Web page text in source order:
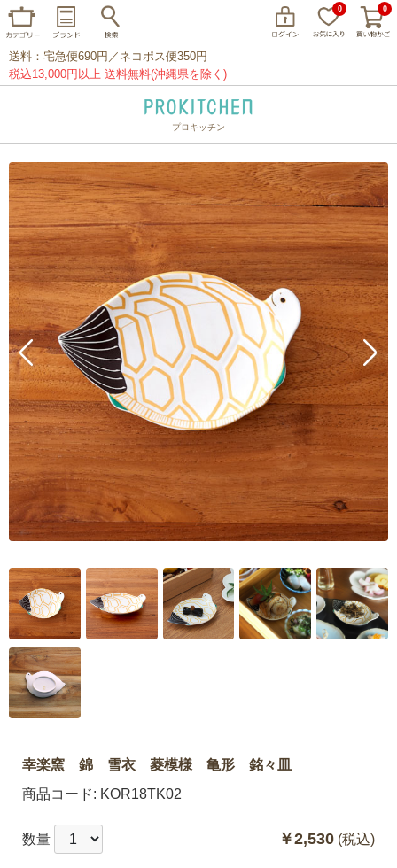
0 0
家事問屋 ウェック フライパン
プレート グラス カトラリー
プロキッチンオリジナル 山田工業所
山一 マリメッコ つきじ常陸屋 柳宗理
閉じる
送料：宅急便690円／ネコポス便350円
税込13,000円以上 送料無料(沖縄県を除く)
プロキッチン
幸楽窯 錦 雪衣 菱模様 亀形 銘々皿
商品コード: KOR18TK02
￥2,530 (税込)
数量